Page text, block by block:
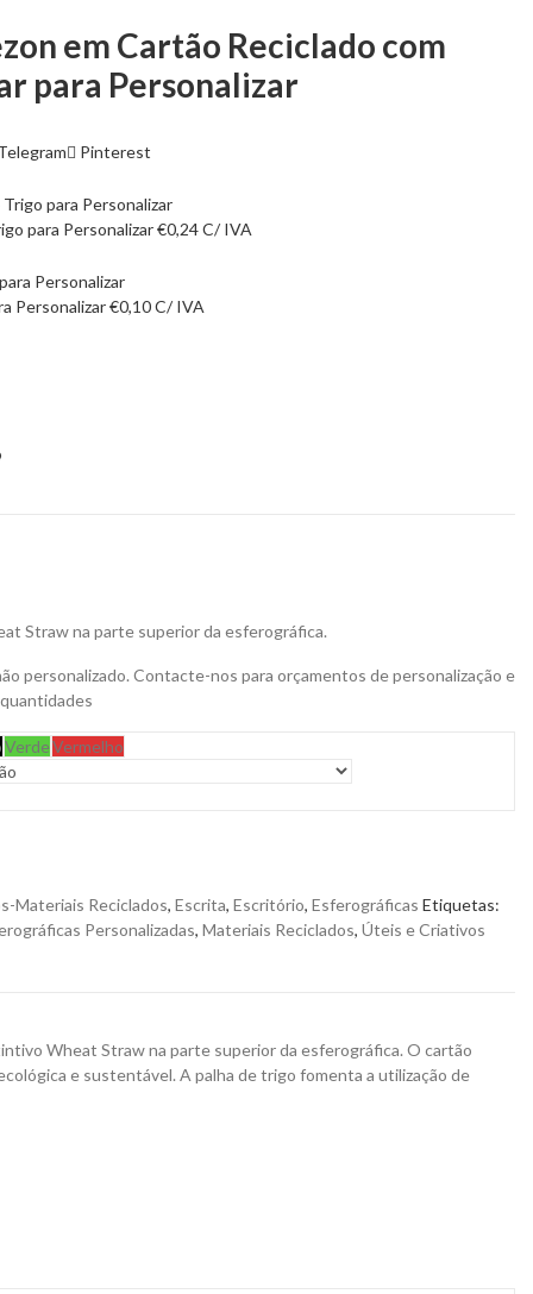
em Cartão Reciclado com
para Personalizar
Pinterest
para Personalizar€0,24C/ IVA
Personalizar€0,10C/ IVA
Straw na parte superior da esferográfica.
personalizado. Contacte-nos para orçamentos de personalização e
VerdeVermelho
Materiais Reciclados, Escrita, Escritório, Esferográficas Etiquetas:
Personalizadas, Materiais Reciclados, Úteis e Criativos
Wheat Straw na parte superior da esferográfica. O cartão
e sustentável. A palha de trigo fomenta a utilização de